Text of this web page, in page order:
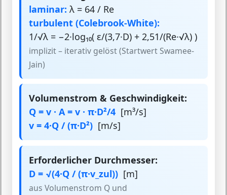
laminar: λ = 64 / Re
turbulent (Colebrook-White):
1/√λ = −2·log₁₀( ε/(3,7·D) + 2,51/(Re·√λ) )
implizit – iterativ gelöst (Startwert Swamee-
Jain)
Volumenstrom & Geschwindigkeit:
Q = v · A = v · π·D²/4 [m³/s]
v = 4·Q / (π·D²) [m/s]
Erforderlicher Durchmesser:
D = √(4·Q / (π·v_zul)) [m]
aus Volumenstrom Q und